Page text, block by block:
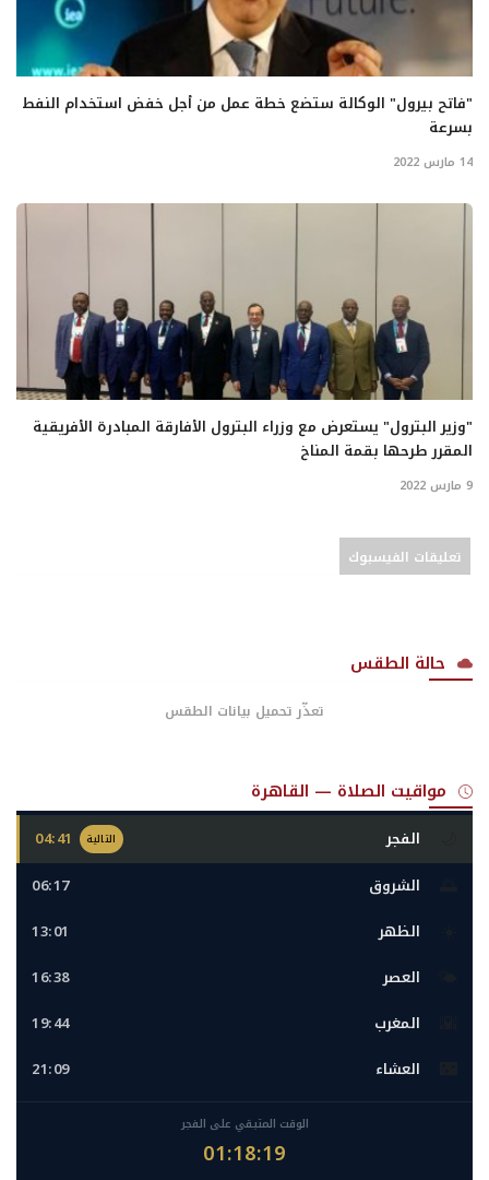
"فاتح بيرول" الوكالة ستضع خطة عمل من أجل خفض استخدام النفط
بسرعة
14 مارس 2022
"وزير البترول" يستعرض مع وزراء البترول الأفارقة المبادرة الأفريقية
المقرر طرحها بقمة المناخ
9 مارس 2022
تعليقات الفيسبوك
حالة الطقس
تعذّر تحميل بيانات الطقس
مواقيت الصلاة — القاهرة
الفجر التالية 04:41
الشروق 06:17
الظهر 13:01
العصر 16:38
المغرب 19:44
العشاء 21:09
الوقت المتبقي على الفجر
01:18:17